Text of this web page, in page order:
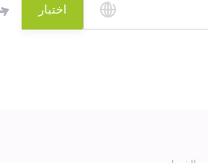
اختبار